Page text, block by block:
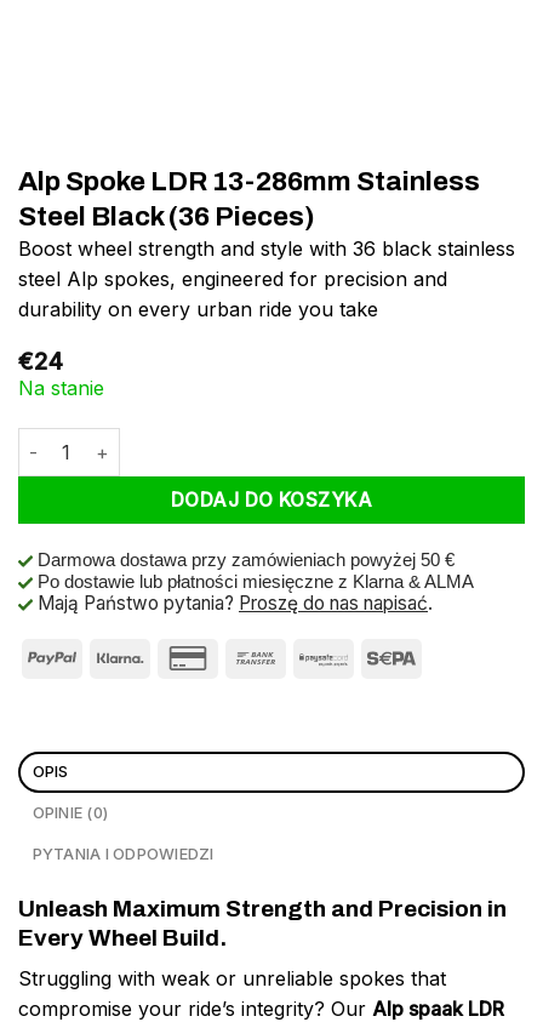
Alp Spoke LDR 13-286mm Stainless
Steel Black (36 Pieces)
Boost wheel strength and style with 36 black stainless
steel Alp spokes, engineered for precision and
durability on every urban ride you take
€24
Na stanie
ilość Alp Spoke LDR 13-286mm Stainless Steel Black (36
DODAJ DO KOSZYKA
Darmowa dostawa przy zamówieniach powyżej 50 €
Po dostawie lub płatności miesięczne z Klarna & ALMA
Mają Państwo pytania? Proszę do nas napisać.
OPIS
OPINIE (0)
PYTANIA I ODPOWIEDZI
Unleash Maximum Strength and Precision in
Every Wheel Build.
Struggling with weak or unreliable spokes that
compromise your ride’s integrity? Our Alp spaak LDR